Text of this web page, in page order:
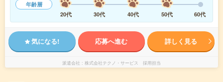
年齢層
20代
30代 40代 50代 60代
気になる! 応募へ進む 詳しく見る
派遣会社 株式会社テクノ・サービス 採用担当